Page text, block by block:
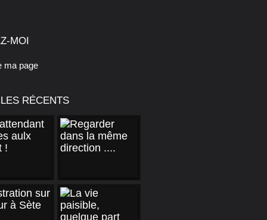
MOI
ma page
RÉCENTS